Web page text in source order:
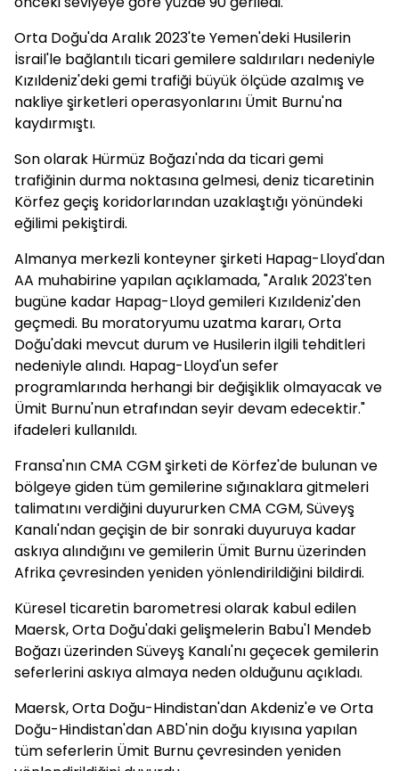
Orta Doğu'da Aralık 2023'te Yemen'deki Husilerin
İsrail'le bağlantılı ticari gemilere saldırıları nedeniyle
Kızıldeniz'deki gemi trafiği büyük ölçüde azalmış ve
nakliye şirketleri operasyonlarını Ümit Burnu'na
kaydırmıştı.
Son olarak Hürmüz Boğazı'nda da ticari gemi
trafiğinin durma noktasına gelmesi, deniz ticaretinin
Körfez geçiş koridorlarından uzaklaştığı yönündeki
eğilimi pekiştirdi.
Almanya merkezli konteyner şirketi Hapag-Lloyd'dan
AA muhabirine yapılan açıklamada, "Aralık 2023'ten
bugüne kadar Hapag-Lloyd gemileri Kızıldeniz'den
geçmedi. Bu moratoryumu uzatma kararı, Orta
Doğu'daki mevcut durum ve Husilerin ilgili tehditleri
nedeniyle alındı. Hapag-Lloyd'un sefer
programlarında herhangi bir değişiklik olmayacak ve
Ümit Burnu'nun etrafından seyir devam edecektir."
ifadeleri kullanıldı.
Fransa'nın CMA CGM şirketi de Körfez'de bulunan ve
bölgeye giden tüm gemilerine sığınaklara gitmeleri
talimatını verdiğini duyururken CMA CGM, Süveyş
Kanalı'ndan geçişin de bir sonraki duyuruya kadar
askıya alındığını ve gemilerin Ümit Burnu üzerinden
Afrika çevresinden yeniden yönlendirildiğini bildirdi.
Küresel ticaretin barometresi olarak kabul edilen
Maersk, Orta Doğu'daki gelişmelerin Babu'l Mendeb
Boğazı üzerinden Süveyş Kanalı'nı geçecek gemilerin
seferlerini askıya almaya neden olduğunu açıkladı.
Maersk, Orta Doğu-Hindistan'dan Akdeniz'e ve Orta
Doğu-Hindistan'dan ABD'nin doğu kıyısına yapılan
tüm seferlerin Ümit Burnu çevresinden yeniden